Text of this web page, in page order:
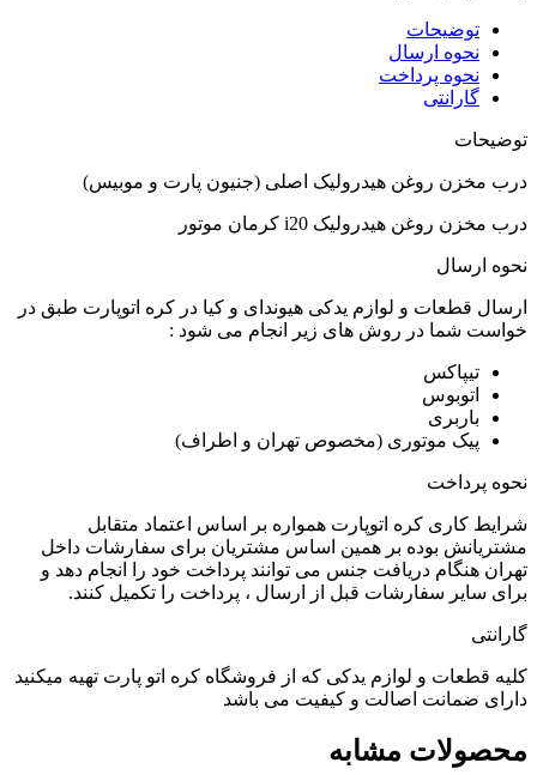
توضیحات
نحوه ارسال
نحوه پرداخت
گارانتی
توضیحات
درب مخزن روغن هیدرولیک اصلی (جنیون پارت و موبیس)
درب مخزن روغن هیدرولیک i20 کرمان موتور
نحوه ارسال
ارسال قطعات و لوازم یدکی هیوندای و کیا در کره اتوپارت طبق در
خواست شما در روش های زیر انجام می شود :
تیپاکس
اتوبوس
باربری
پیک موتوری (مخصوص تهران و اطراف)
نحوه پرداخت
شرایط کاری کره اتوپارت همواره بر اساس اعتماد متقابل
مشتریانش بوده بر همین اساس مشتریان برای سفارشات داخل
تهران هنگام دریافت جنس می توانند پرداخت خود را انجام دهد و
برای سایر سفارشات قبل از ارسال ، پرداخت را تکمیل کنند.
گارانتی
کلیه قطعات و لوازم یدکی که از فروشگاه کره اتو پارت تهیه میکنید
دارای ضمانت اصالت و کیفیت می باشد
محصولات مشابه